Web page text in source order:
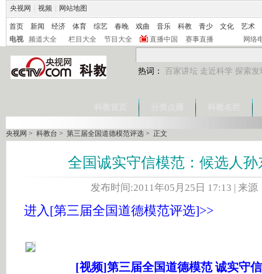
央视网 视频 网站地图
首页 新闻 经济 体育 综艺 春晚 戏曲 音乐 科教 青少 文化
艺术
电视
频道大全 栏目大全 节目大全 直播中国 赛事直播 网络
热词： 百家讲坛 走近科学 探索发
央视网 > 科教台 > 第三届全国道德模范评选 > 正文
全国诚实守信模范：候选人孙
发布时间:2011年05月25日 17:13 | 来源
进入[第三届全国道德模范评选]>>
[视频]第三届全国道德模范 诚实守